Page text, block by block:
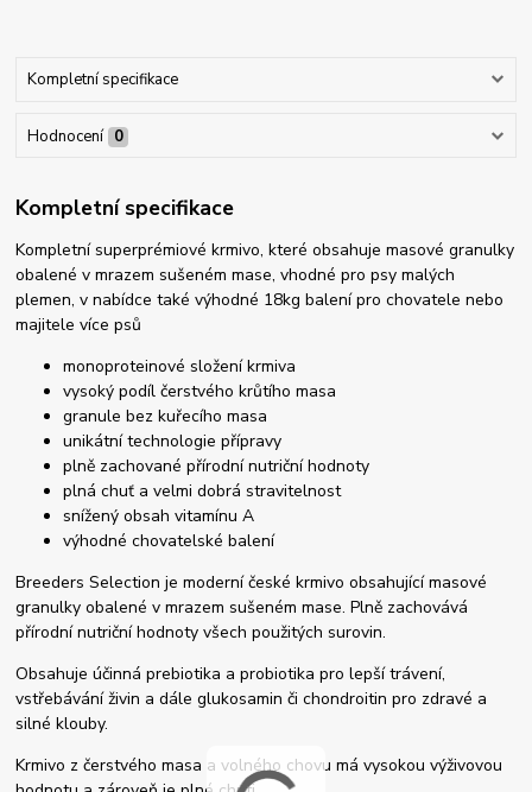
Kompletní specifikace
Hodnocení 0
Kompletní specifikace
Kompletní superprémiové krmivo, které obsahuje masové granulky
obalené v mrazem sušeném mase, vhodné pro psy malých
plemen, v nabídce také výhodné 18kg balení pro chovatele nebo
majitele více psů
monoproteinové složení krmiva
vysoký podíl čerstvého krůtího masa
granule bez kuřecího masa
unikátní technologie přípravy
plně zachované přírodní nutriční hodnoty
plná chuť a velmi dobrá stravitelnost
snížený obsah vitamínu A
výhodné chovatelské balení
Breeders Selection je moderní české krmivo obsahující masové
granulky obalené v mrazem sušeném mase. Plně zachovává
přírodní nutriční hodnoty všech použitých surovin.
Obsahuje účinná prebiotika a probiotika pro lepší trávení,
vstřebávání živin a dále glukosamin či chondroitin pro zdravé a
silné klouby.
Krmivo z čerstvého masa a volného chovu má vysokou výživovou